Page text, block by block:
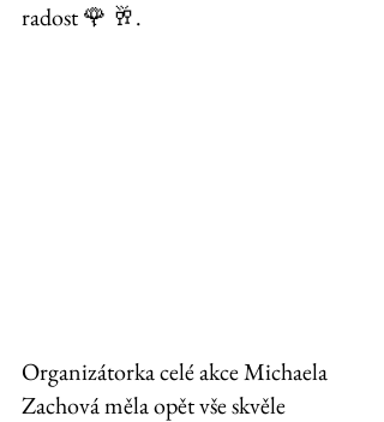
radost 🌹 🥂.
Organizátorka celé akce Michaela
Zachová měla opět vše skvěle